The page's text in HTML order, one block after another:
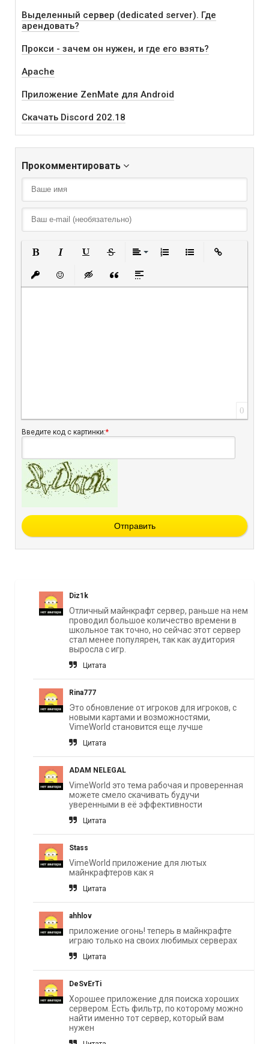
Выделенный сервер (dedicated server). Где
арендовать?
Прокси - зачем он нужен, и где его взять?
Apache
Приложение ZenMate для Android
Скачать Discord 202.18
Прокомментировать
Вставить защищенную ссылку
Вставить смайлик
Вставка скрытого текста
Вставка цитаты
Вставка спойлера
0
Введите код с картинки:*
Отправить
Diz1k
Отличный майнкрафт сервер, раньше на нем
проводил большое количество времени в
школьное так точно, но сейчас этот сервер
стал менее популярен, так как аудитория
выросла с игр.
Цитата
Rina777
Это обновление от игроков для игроков, с
новыми картами и возможностями,
VimeWorld становится еще лучше
Цитата
ADAM NELEGAL
VimeWorld это тема рабочая и проверенная
можете смело скачивать будучи
уверенными в её эффективности
Цитата
Stass
VimeWorld приложение для лютых
майнкрафтеров как я
Цитата
ahhlov
приложение огонь! теперь в майнкрафте
играю только на своих любимых серверах
Цитата
DeSvErTi
Хорошее приложение для поиска хороших
сервером. Есть фильтр, по которому можно
найти именно тот сервер, который вам
нужен